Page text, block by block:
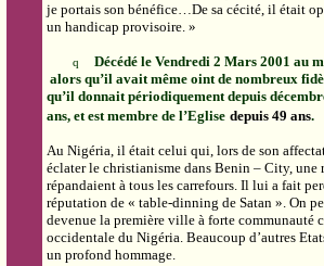
je portais son bénéfice…De sa cécité, il était
un handicap provisoire. »
q
Décédé le Vendredi 2 Mars 2001 au
alors qu’il avait même oint de nombreux
qu’il donnait périodiquement depuis
ans, et est membre de l’Eglise depuis 49 ans.
AuNigéria, il était celui qui, lors de son
éclater le christianisme dansBenin – City, une
répandaient à tous les carrefours. Il lui a fait
réputation de «table-dinning de Satan ». On
devenue la première ville à forte communauté
occidentale duNigéria. Beaucoup d’autres
un profond hommage.